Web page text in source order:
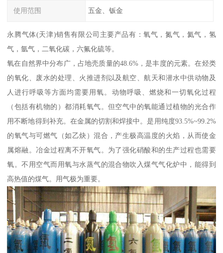
使用范围 五金、钣金
永腾气体(天津)销售有限公司主要产品有：氧气，氮气，氦气，氢
气，氩气，二氧化碳，六氟化硫等。
氧在自然界中分布广，占地壳质量的48.6%，是丰度的元素。在烃类
的氧化、废水的处理、火推进剂以及航空、航天和潜水中供动物及
人进行呼吸等方面均需要用氧。动物呼吸、燃烧和一切氧化过程
（包括有机物的）都消耗氧气。但空气中的氧能通过植物的光合作
用不断地得到补充。在金属的切割和焊接中。是用纯度93.5%~99.2%
的氧气与可燃气（如乙炔）混合，产生极高温度的火焰，从而使金
属熔融。冶金过程离不开氧气。为了强化硝酸和的生产过程也需要
氧。不用空气而用氧与水蒸气的混合物吹入煤气气化炉中，能得到
高热值的煤气。用气极为重要。